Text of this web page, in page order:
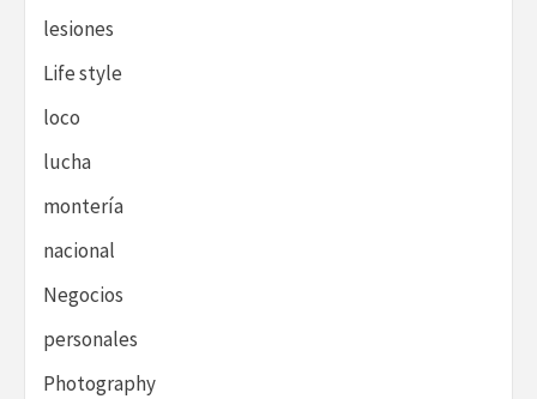
lesiones
Life style
loco
lucha
montería
nacional
Negocios
personales
Photography